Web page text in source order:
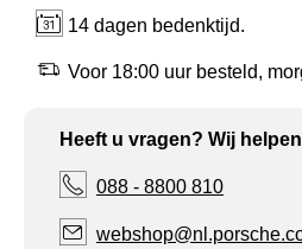
14 dagen bedenktijd.
Voor 18:00 uur besteld,
Heeft u vragen? Wij
088 - 8800 810